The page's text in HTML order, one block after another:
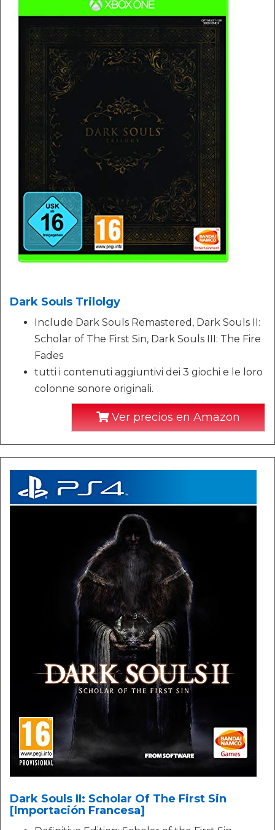
Dark Souls Trilolgy
Include Dark Souls Remastered, Dark Souls II:
Scholar of The First Sin, Dark Souls III: The Fire
Fades
tutti i contenuti aggiuntivi dei 3 giochi e le loro
colonne sonore originali.
Ver precios en Amazon
Dark Souls II: Scholar Of The First Sin
[Importación Francesa]